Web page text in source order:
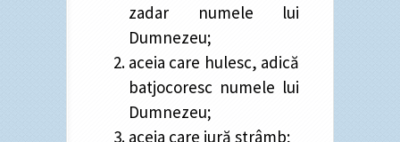
zadar numele lui
Dumnezeu;
aceia care hulesc, adică
batjocoresc numele lui
Dumnezeu;
aceia care jură strâmb;